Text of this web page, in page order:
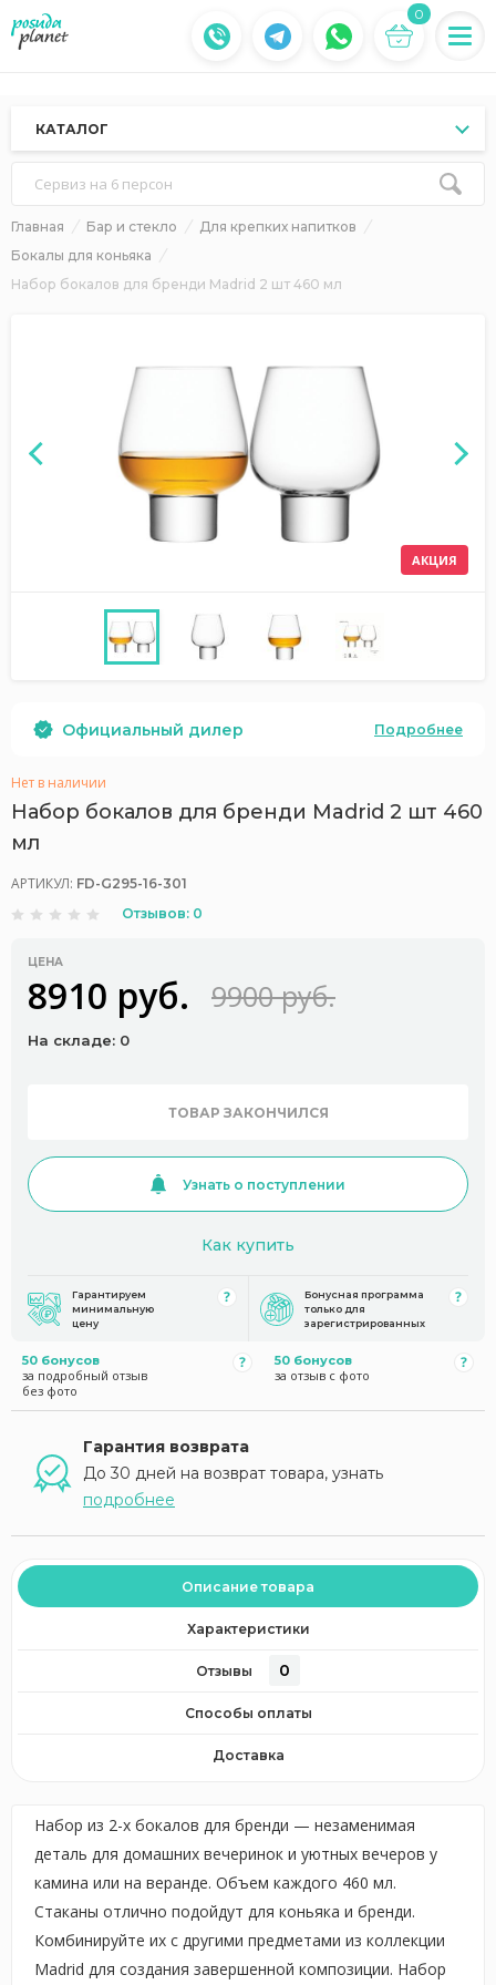
0
КАТАЛОГ
Сервиз на 6 персон
Главная Бар и стекло
Для крепких напитков
Бокалы для коньяка
Набор бокалов для бренди Madrid 2 шт 460 мл
АКЦИЯ
Официальный дилер Подробнее
Нет в наличии
Набор бокалов для бренди Madrid 2 шт 460
мл
АРТИКУЛ: FD-G295-16-301
Отзывов: 0
ЦЕНА
8910 руб. 9900 руб.
На складе: 0
ТОВАР ЗАКОНЧИЛСЯ
Узнать о поступлении
Как купить
Гарантируем
минимальную
цену
Бонусная программа
только для
зарегистрированных
50 бонусов
за подробный отзыв
без фото
50 бонусов
за отзыв с фото
Гарантия возврата
До 30 дней на возврат товара, узнать
подробнее
Описание товара
Характеристики
Отзывы 0
Способы оплаты
Доставка
Набор из 2-х бокалов для бренди — незаменимая
деталь для домашних вечеринок и уютных вечеров у
камина или на веранде. Объем каждого 460 мл.
Стаканы отлично подойдут для коньяка и бренди.
Комбинируйте их с другими предметами из коллекции
Madrid для создания завершенной композиции. Набор